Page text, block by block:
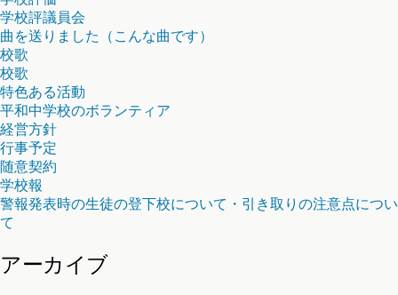
学校評議員会
曲を送りました（こんな曲です）
校歌
校歌
特色ある活動
平和中学校のボランティア
経営方針
行事予定
随意契約
学校報
警報発表時の生徒の登下校について・引き取りの注意点につい
て
アーカイブ